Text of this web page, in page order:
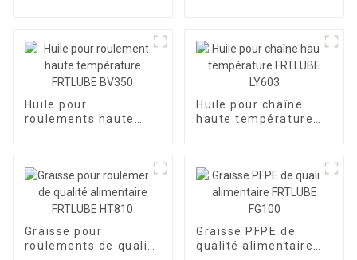
Huile pour
roulements haute
Huile pour chaîne
haute température
Graisse pour
roulements de qualité
Graisse PFPE de
qualité alimentaire